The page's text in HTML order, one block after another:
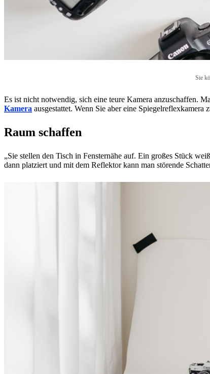
Sie
Es ist nicht notwendig, sich eine teure Kamera anzuschaffen.
Kamera ausgestattet. Wenn Sie aber eine Spiegelreflexkamera
Raum schaffen
„Sie stellen den Tisch in Fensternähe auf. Ein großes Stück
dann platziert und mit dem Reflektor kann man störende